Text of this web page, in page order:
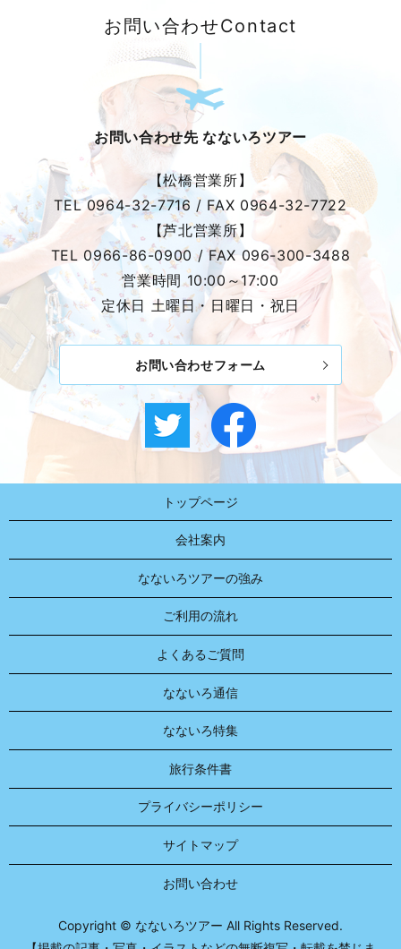
お問い合わせContact
お問い合わせ先 なないろツアー
【松橋営業所】
TEL0964-32-7716 / FAX 0964-32-7722
【芦北営業所】
TEL0966-86-0900 / FAX 096-300-3488
営業時間 10:00～17:00
定休日 土曜日・日曜日・祝日
お問い合わせフォーム
トップページ
会社案内
なないろツアーの強み
ご利用の流れ
よくあるご質問
なないろ通信
なないろ特集
旅行条件書
プライバシーポリシー
サイトマップ
お問い合わせ
Copyright © なないろツアー All Rights Reserved.